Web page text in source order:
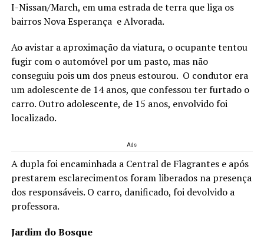
I-Nissan/March, em uma estrada de terra que liga os
bairros Nova Esperança e Alvorada.
Ao avistar a aproximação da viatura, o ocupante tentou
fugir com o automóvel por um pasto, mas não
conseguiu pois um dos pneus estourou. O condutor era
um adolescente de 14 anos, que confessou ter furtado o
carro. Outro adolescente, de 15 anos, envolvido foi
localizado.
Ads
A dupla foi encaminhada a Central de Flagrantes e após
prestarem esclarecimentos foram liberados na presença
dos responsáveis. O carro, danificado, foi devolvido a
professora.
Jardim do Bosque